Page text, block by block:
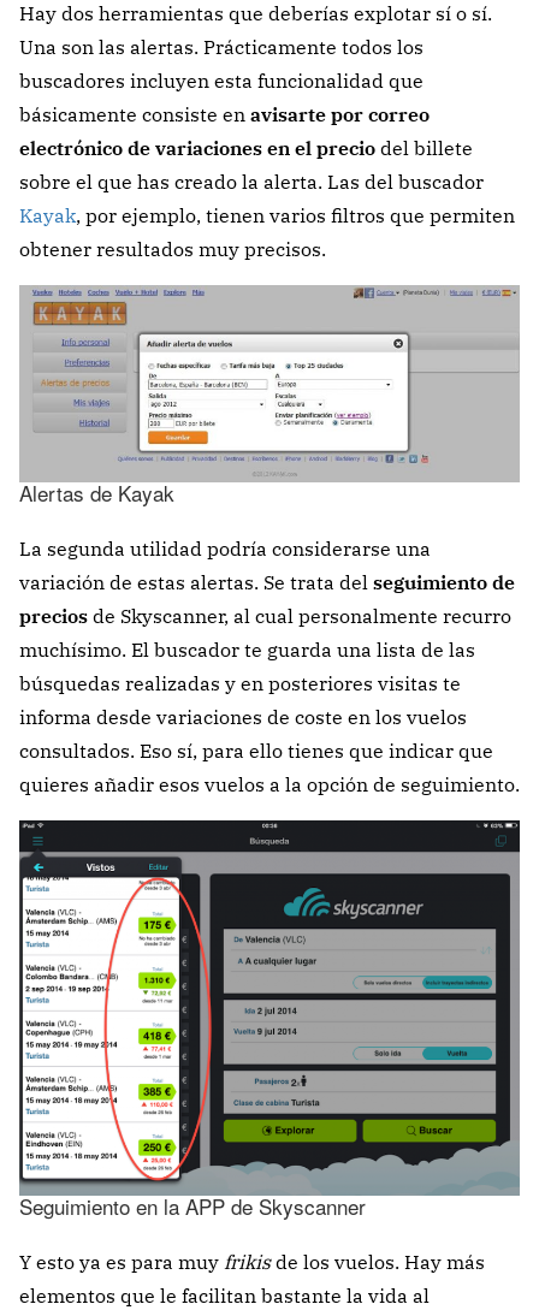
Hay dos herramientas que deberías explotar sí o sí.
Una son las alertas. Prácticamente todos los
buscadores incluyen esta funcionalidad que
básicamente consiste en avisarte por correo
electrónico de variaciones en el precio del billete
sobre el que has creado la alerta. Las del buscador
Kayak, por ejemplo, tienen varios filtros que permiten
obtener resultados muy precisos.
Alertas de Kayak
La segunda utilidad podría considerarse una
variación de estas alertas. Se trata del seguimiento de
precios de Skyscanner, al cual personalmente recurro
muchísimo. El buscador te guarda una lista de las
búsquedas realizadas y en posteriores visitas te
informa desde variaciones de coste en los vuelos
consultados. Eso sí, para ello tienes que indicar que
quieres añadir esos vuelos a la opción de seguimiento.
Seguimiento en la APP de Skyscanner
Y esto ya es para muy frikisde los vuelos. Hay más
elementos que le facilitan bastante la vida al